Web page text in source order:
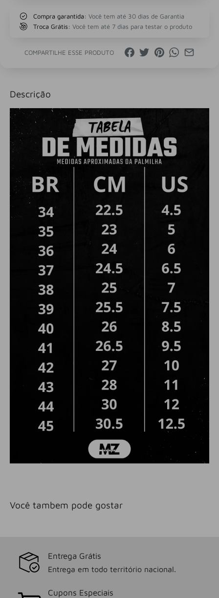
Compra garantida: Você tem até 30 dias de Garantia
Troca Grátis: Você tem até 7 dias para testar o produto
COMPARTILHE ESSE PRODUTO
Descrição
Você tambem pode gostar
Entrega Grátis
Entrega em todo território nacional.
Cupons Especiais